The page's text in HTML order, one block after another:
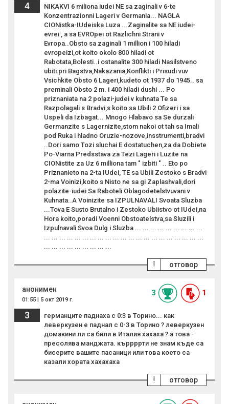
4
NIKAKVI 6 miliona iudei NE sa zaginali v 6-te
Konzentrazionni Lageri v Germania... NAGLA
CIONistka-IUdeiska Luza ...Zaginalite sa NE iudei-
evrei , a sa EVROpei ot Razlichni Strani v
Evropa..Obsto sa zaginali 1 million i 100 hiladi
evropeizi,ot koito okolo 800 hiladi ot
Rabotata,Bolesti..i ostanalite 300 hiladi Nasilstveno
ubiti pri Bagstva,Nakazania,Konflikti i Prisudi vuv
Vsichkite Obsto 6 Lageri,kudeto ot 1937 do 1945.. sa
preminali Obsto 2 m. i 400 hiladi dushi ... Po
priznaniata na 2 polazi-judei v kuhnata Te sa
Razpolagali s Bradvi,s koito sa Ubili 2 Ofizeri i sa
Uspeli da Izbagat... Mnogo Hlabavo sa Se durzali
Germanzite s Lagernizite,stom nakoi ot tah sa Imali
pod Ruka i hladno Oruzie-nozove,insstrumenti,bradvi
..Dori samo Tozi sluchai E dostatuchen,za da Dobiete
Po-Viarna Predsstava za Tezi Lageri i Luzite na
CIONistite za Uz 6 milliona tam " izbiti " .. Eto po
Priznanieto na 2-ta IUdei, TE sa Ubili Zestoko s Bradvi
2-ma Voinizi,koito s Nisto ne sa gi Zaplashvali,dori
polazite-iudei Sa Raboteli Oblagodetelstvuvani v
Kuhnata..A Voinizite sa IZPULNAVALI Svoata Sluzba
...Tova E Susto Brutalno i Zestoko Ubiistvo ot IUdei,na
Hora koito,poradi Voenni Obstoatelstva,sa Sluzili i
Izpulnavali Svoa Dulg i Sluzba ... ... ... ... ... ... ... ... ...
... ... ... ... ... ... ... ... ... ... ... ... ... ... ... ... ... ... ... ... ...
... ... ... ... ... ... ... ... ...
отговор
!
анонимен
01:55 | 5 окт 2019 г.
3 1
3
германците паднаха с 0:3 в Торино... как
леверкyзен е паднал с 0-3 в Торино ? леверкyзен
домакини ли са били в Италия хахаха ? а това -
пресолява манджата. къррррти не знам къде са
бисерите вашите пасаници или това което са
казали хората хахахаха
отговор
!